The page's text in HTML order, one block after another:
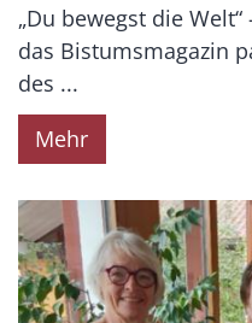
„Du bewegst die
das Bistumsmagazin
des ...
Mehr